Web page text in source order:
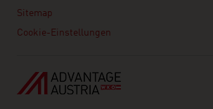
Sitemap
Cookie-Einstellungen